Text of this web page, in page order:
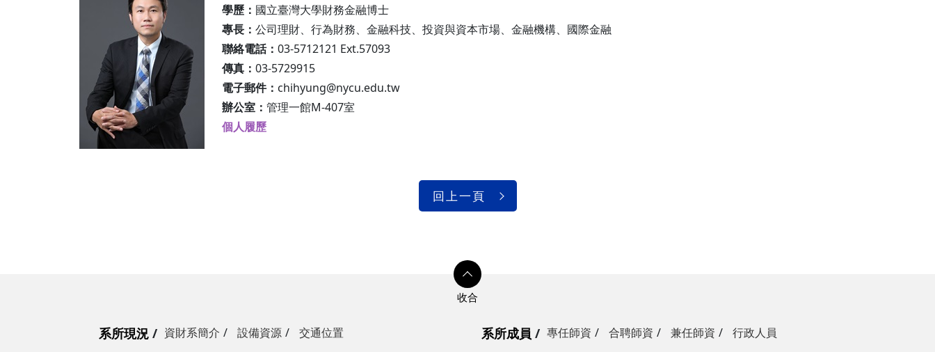
學歷： 國立臺灣大學財務金融博士
專長： 公司理財、行為財務、金融科技、投資與資本市場、金融機構、國際金融
聯絡電話： 03-5712121 Ext.57093
傳真： 03-5729915
電子郵件： chihyung@nycu.edu.tw
辦公室： 管理一館M-407室
個人履歷
回上一頁
系所現況 資財系簡介 設備資源 交通位置 系所成員 專任師資 合聘師資 兼任師資 行政人員